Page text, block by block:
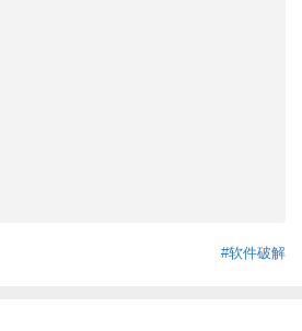
#软件破解